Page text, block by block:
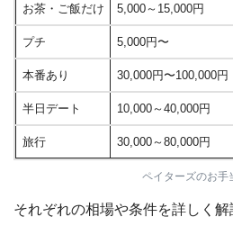
お茶・ご飯だけ 5,000～15,000円
プチ 5,000円〜
本番あり 30,000円〜100,000円
半日デート 10,000～40,000円
旅行 30,000～80,000円
ペイターズのお手
それぞれの相場や条件を詳しく解